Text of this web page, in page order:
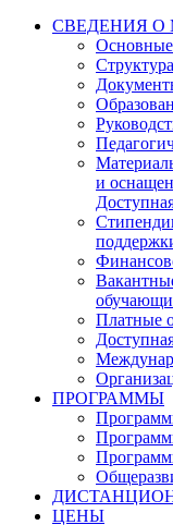
СВЕДЕНИЯ О
Основные
и
Платные
ПРОГРАММЫ
ЦЕНЫ